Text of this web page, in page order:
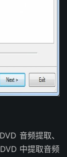
音频提取、
中提取音频